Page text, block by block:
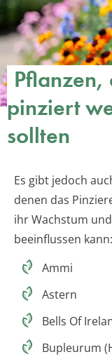
Pflanzen,
pinziert
sollten
Es gibt jedoch
denen das
ihr Wachstum
beeinflussen kann:
Ammi
Astern
Bells Of
Bupleurum